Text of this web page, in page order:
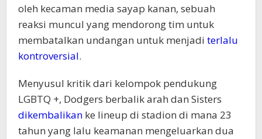
oleh kecaman media sayap kanan, sebuah
reaksi muncul yang mendorong tim untuk
membatalkan undangan untuk menjadi terlalu
kontroversial.
Menyusul kritik dari kelompok pendukung
LGBTQ +, Dodgers berbalik arah dan Sisters
dikembalikan ke lineup di stadion di mana 23
tahun yang lalu keamanan mengeluarkan dua